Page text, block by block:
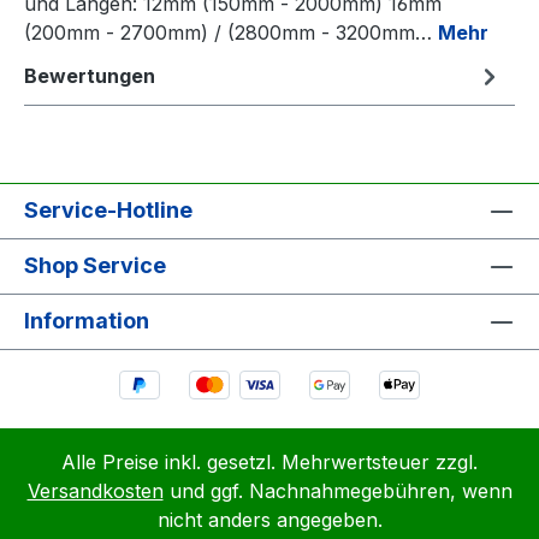
(200mm - 2700mm) / (2800mm - 3200mm… Mehr
Bewertungen
Service-Hotline
Shop Service
Information
Alle Preise inkl. gesetzl. Mehrwertsteuer zzgl.
Versandkostenund ggf. Nachnahmegebühren, wenn
nicht anders angegeben.